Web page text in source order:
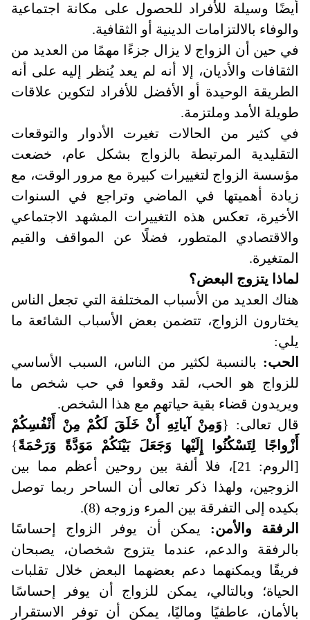
أيضًا وسيلة للأفراد للحصول على مكانة اجتماعية
والوفاء بالالتزامات الدينية أو الثقافية.
في حين أن الزواج لا يزال جزءًا مهمًا من العديد من
الثقافات والأديان، إلا أنه لم يعد يُنظر إليه على أنه
الطريقة الوحيدة أو الأفضل للأفراد لتكوين علاقات
طويلة الأمد وملتزمة.
في كثير من الحالات تغيرت الأدوار والتوقعات
التقليدية المرتبطة بالزواج بشكل عام، خضعت
مؤسسة الزواج لتغييرات كبيرة مع مرور الوقت، مع
زيادة أهميتها في الماضي وتراجع في السنوات
الأخيرة، تعكس هذه التغييرات المشهد الاجتماعي
والاقتصادي المتطور، فضلًا عن المواقف والقيم
المتغيرة.
لماذا يتزوج البعض؟
هناك العديد من الأسباب المختلفة التي تجعل الناس
يختارون الزواج، تتضمن بعض الأسباب الشائعة ما
يلي:
الحب: بالنسبة لكثير من الناس، السبب الأساسي
للزواج هو الحب، لقد وقعوا في حب شخص ما
ويريدون قضاء بقية حياتهم مع هذا الشخص.
قال تعالى: {وَمِنْ آياتِهِ أَنْ خَلَقَ لَكُمْ مِنْ أَنْفُسِكُمْ
أَزْواجًا لِتَسْكُنُوا إِلَيْها وَجَعَلَ بَيْنَكُمْ مَوَدَّةً وَرَحْمَةً}
[الروم: 21]، فلا ألفة بين روحين أعظم مما بين
الزوجين، ولهذا ذكر تعالى أن الساحر ربما توصل
بكيده إلى التفرقة بين المرء وزوجه (8).
الرفقة والأمن: يمكن أن يوفر الزواج إحساسًا
بالرفقة والدعم، عندما يتزوج شخصان، يصبحان
فريقًا ويمكنهما دعم بعضهما البعض خلال تقلبات
الحياة؛ وبالتالي، يمكن للزواج أن يوفر إحساسًا
بالأمان، عاطفيًا وماليًا، يمكن أن توفر الاستقرار